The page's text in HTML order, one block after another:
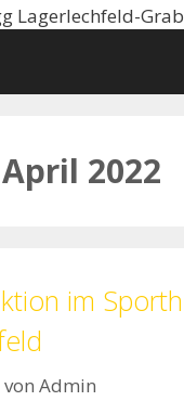
April 2022
im
von Admin